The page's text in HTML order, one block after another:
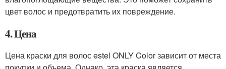
цвет волос и предотвратить их повреждение.
4. Цена
Цена краски для волос estel ONLY Color зависит от места